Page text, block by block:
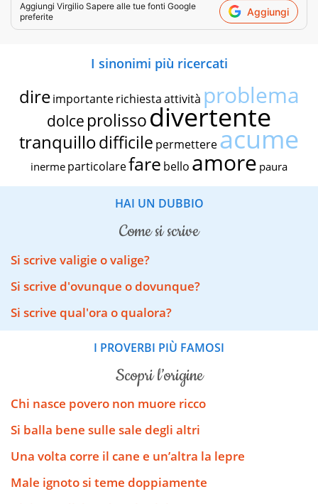
Aggiungi Virgilio Sapere alle tue fonti Google
preferite
Aggiungi
I sinonimi più ricercati
dire importante richiestaattività problema
dolce prolissodivertente
tranquillodifficile permettereacume
inerme particolarefare bello amore paura
HAI UN DUBBIO
come si scrive
Si scrive valigie o valige?
Si scrive d'ovunque o dovunque?
Si scrive qual'ora o qualora?
I PROVERBI PIÙ FAMOSI
scopri l’origine
Chi nasce povero non muore ricco
Si balla bene sulle sale degli altri
Una volta corre il cane e un’altra la lepre
Male ignoto si teme doppiamente